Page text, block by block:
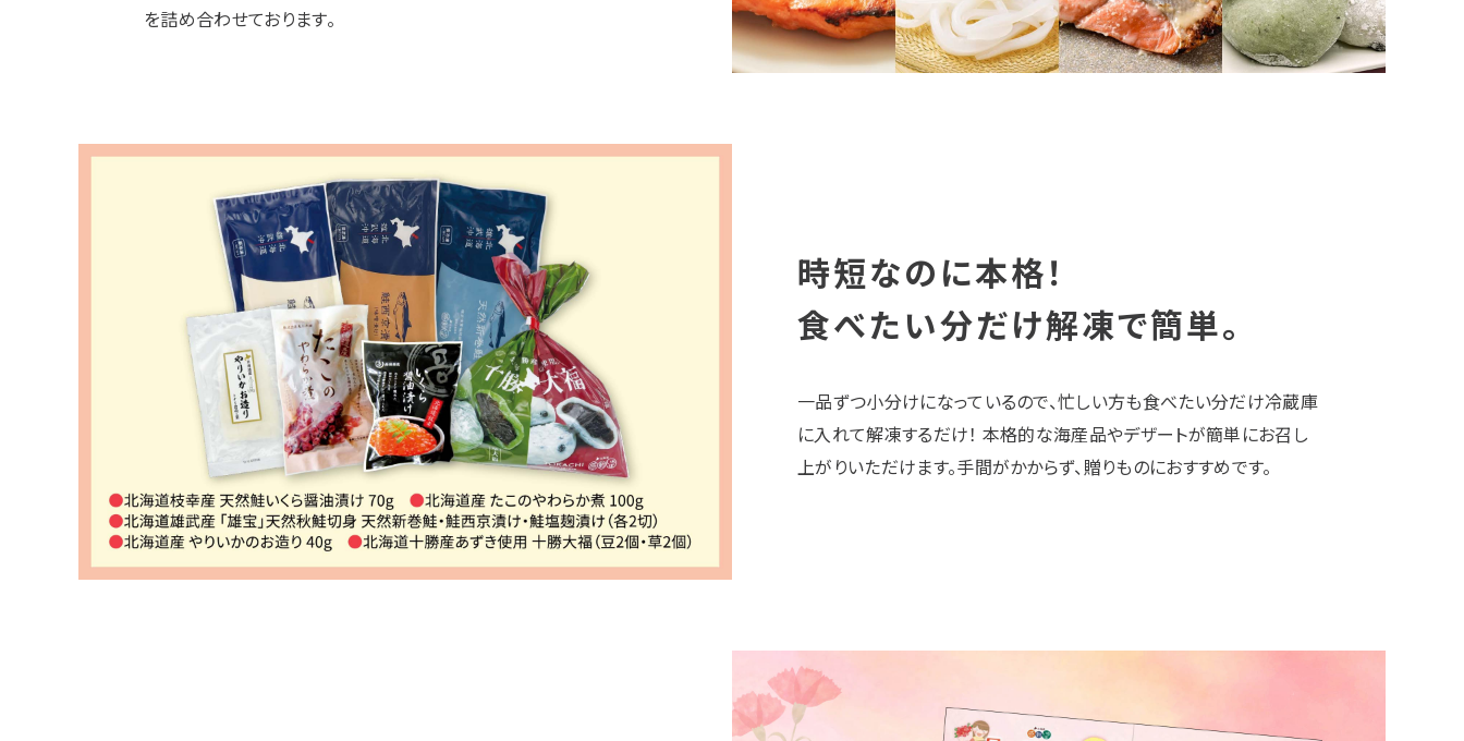
を詰め合わせております。
時短なのに本格！
食べたい分だけ解凍で簡単。
一品ずつ小分けになっているので、忙しい方も食べたい分だけ冷蔵庫
に入れて解凍するだけ！ 本格的な海産品やデザートが簡単にお召し
上がりいただけます。手間がかからず、贈りものにおすすめです。